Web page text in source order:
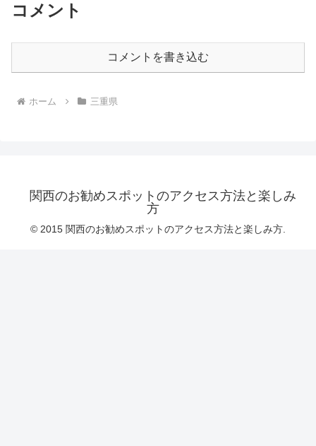
コメント
コメントを書き込む
ホーム 三重県
関西のお勧めスポットのアクセス方法と楽しみ
方
© 2015 関西のお勧めスポットのアクセス方法と楽しみ方.